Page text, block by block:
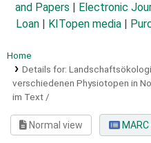
and Papers
Electronic
Loan
KITopen media
Home
Details for:
verschiedenen Physiotopen in
im Text /
Normal view MARC